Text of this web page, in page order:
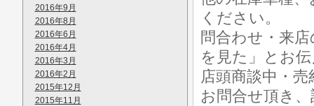
2016年9月
2016年8月
2016年6月
2016年4月
2016年3月
2016年2月
2015年12月
2015年11月
ください。
問合わせ・来
を見た」とお
店頭商談中・
お問合せ頂き